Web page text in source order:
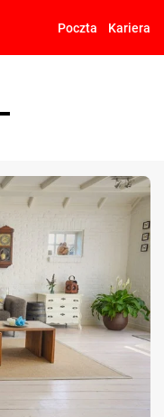
Poczta Kariera